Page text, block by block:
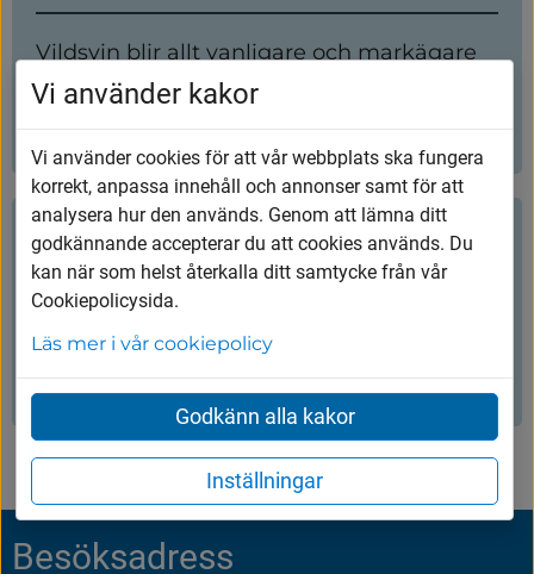
Vildsvin blir allt vanligare och markägare
bör samarbeta för att hålla nere
populationen. Vildsvin är skygga och ses
på ätbara växtdelar, skrubbar och vältrar
sig i lera.
Viltvård och skyddsjakt
I Vårgårda finns ett rikt djurliv som lever i
våra barrskogar, lövskogar och på andra
mångfalden, men kan också skapa
störningar om de kommer nära
tätbebyggt område eller odlad mark.
Sidfot
Besöksadress
Vi använder kakor
Vi använder cookies för att vår webbplats ska fungera
korrekt, anpassa innehåll och annonser samt för att
analysera hur den används. Genom att lämna ditt
godkännande accepterar du att cookies används. Du
kan när som helst återkalla ditt samtycke från vår
Cookiepolicysida.
Läs mer i vår cookiepolicy
Godkänn alla kakor
Inställningar